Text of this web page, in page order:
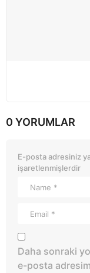
0 YORUMLAR
E-posta adresiniz
işaretlenmişlerdir
Daha sonraki
e-posta